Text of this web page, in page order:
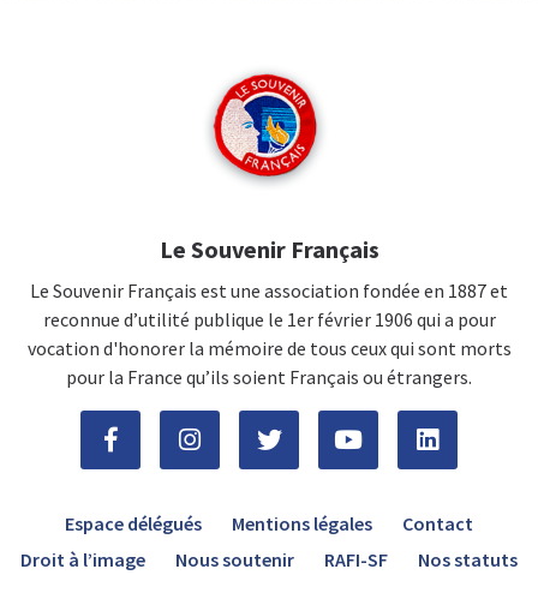
Le Souvenir Français
Le Souvenir Français est une association fondée en 1887 et
reconnue d’utilité publique le 1er février 1906 qui a pour
vocation d'honorer la mémoire de tous ceux qui sont morts
pour la France qu’ils soient Français ou étrangers.
Espace délégués Mentions légales
Contact
Droit à l’image
Nous soutenir RAFI-SF Nos statuts